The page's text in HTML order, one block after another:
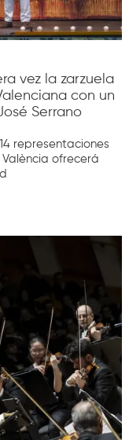
vez la zarzuela
con un
Serrano
representaciones
ofrecerá